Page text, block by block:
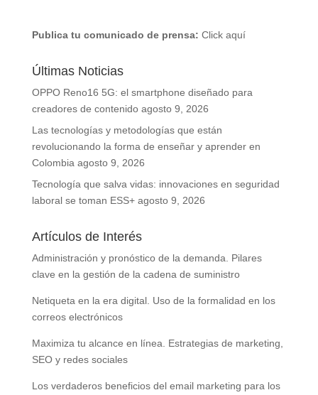
Publica tu comunicado de prensa: Click aquí
Últimas Noticias
OPPO Reno16 5G: el smartphone diseñado para
creadores de contenido agosto 9, 2026
Las tecnologías y metodologías que están
revolucionando la forma de enseñar y aprender en
Colombia agosto 9, 2026
Tecnología que salva vidas: innovaciones en seguridad
laboral se toman ESS+ agosto 9, 2026
Artículos de Interés
Administración y pronóstico de la demanda. Pilares
clave en la gestión de la cadena de suministro
Netiqueta en la era digital. Uso de la formalidad en los
correos electrónicos
Maximiza tu alcance en línea. Estrategias de marketing,
SEO y redes sociales
Los verdaderos beneficios del email marketing para los